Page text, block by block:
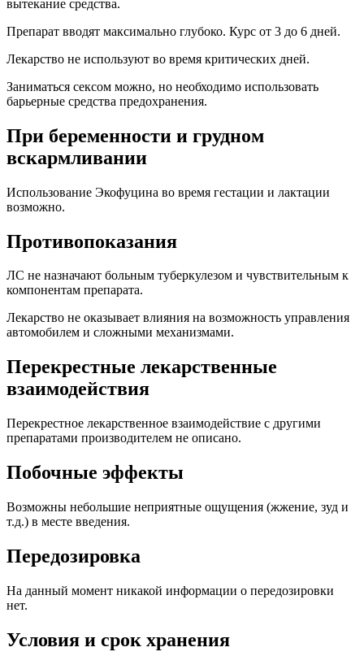
вытекание средства.
Препарат вводят максимально глубоко. Курс от 3 до 6 дней.
Лекарство не используют во время критических дней.
Заниматься сексом можно, но необходимо использовать
барьерные средства предохранения.
При беременности и грудном
вскармливании
Использование Экофуцина во время гестации и лактации
возможно.
Противопоказания
ЛС не назначают больным туберкулезом и чувствительным к
компонентам препарата.
Лекарство не оказывает влияния на возможность управления
автомобилем и сложными механизмами.
Перекрестные лекарственные
взаимодействия
Перекрестное лекарственное взаимодействие с другими
препаратами производителем не описано.
Побочные эффекты
Возможны небольшие неприятные ощущения (жжение, зуд и
т.д.) в месте введения.
Передозировка
На данный момент никакой информации о передозировки
нет.
Условия и срок хранения